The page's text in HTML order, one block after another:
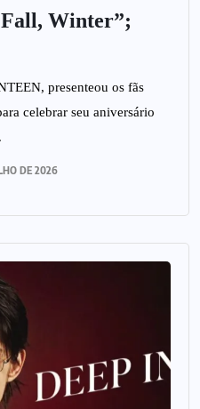
Winter”;
presenteou os fãs
celebrar seu aniversário
DE 2026